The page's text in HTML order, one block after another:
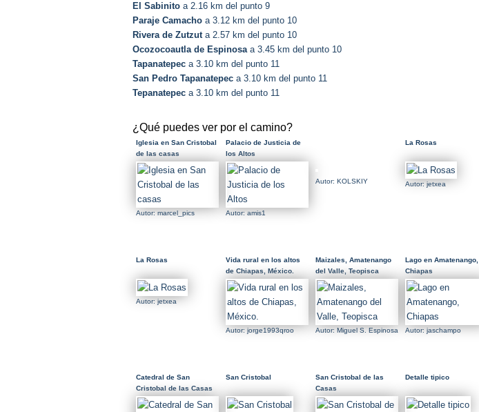
El Sabinito a 2.16 km del punto 9
Paraje Camacho a 3.12 km del punto 10
Rivera de Zutzuta 2.57 km del punto 10
Ocozocoautla de Espinosaa 3.45 km del punto 10
Tapanatepec a 3.10 km del punto 11
San Pedro Tapanatepec a 3.10 km del punto 11
Tepanatepec a 3.10 km del punto 11
¿Qué puedes ver por el camino?
Iglesia en San Cristobal
de las casas
Autor: marcel_pics
Palacio de Justicia de
los Altos
Autor: amis1
Autor: KOLSKIY
La Rosas
Autor: jetxea
La Rosas
Autor: jetxea
Vida rural en los altos
de Chiapas, México.
Autor: jorge1993qroo
Maizales, Amatenango
del Valle, Teopisca
Autor: Miguel S. Espinosa
Lago en Amatenango,
Chiapas
Autor: jaschampo
Catedral de San
Cristobal de las Casas
Chiapas
San Cristobal
San Cristobal de las
Casas
Detalle tipico